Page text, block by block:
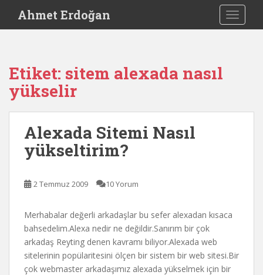
i
Ahmet Erdoğan
Etiket: sitem alexada nasıl
yükselir
Alexada Sitemi Nasıl
yükseltirim?
2 Temmuz 2009 10 Yorum
Merhabalar değerli arkadaşlar bu sefer alexadan kısaca
bahsedelim.Alexa nedir ne değildir.Sanırım bir çok
arkadaş Reyting denen kavramı biliyor.Alexada web
sitelerinin popülaritesini ölçen bir sistem bir web sitesi.Bir
çok webmaster arkadaşımız alexada yükselmek için bir